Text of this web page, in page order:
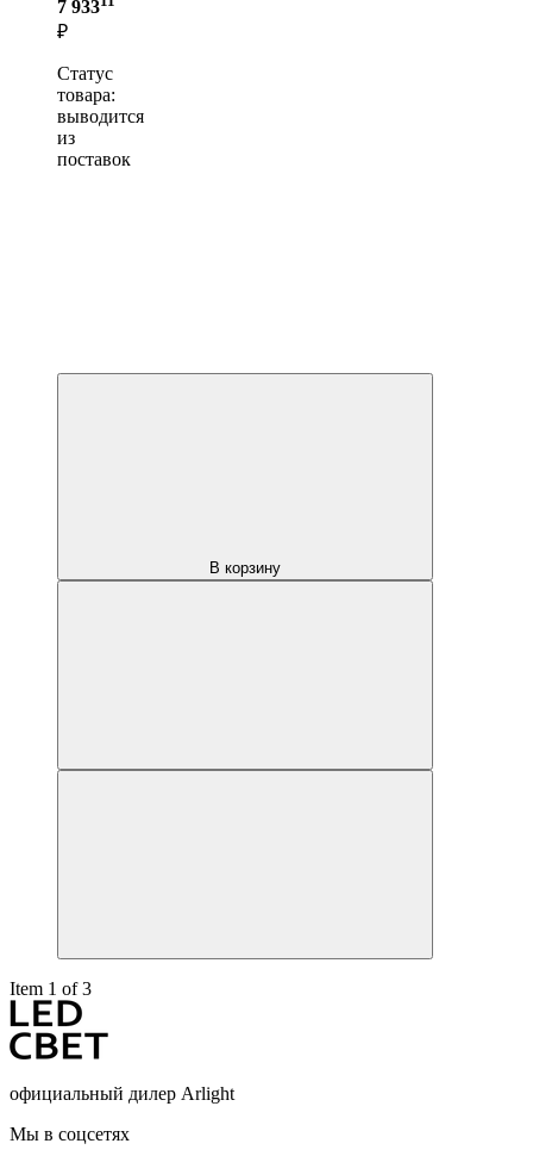
7 933
₽
Статус
товара:
выводится
из
поставок
В корзину
Item 1 of 3
официальный дилер Arlight
Мы в соцсетях